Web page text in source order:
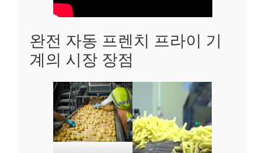
완전 자동 프렌치 프라이 기
계의 시장 장점